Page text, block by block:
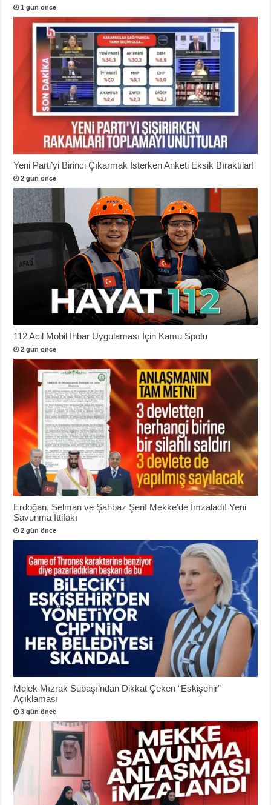
1 gün önce
Yeni Parti’yi Birinci Çıkarmak İsterken Anketi Eksik Bıraktılar!
2 gün önce
112 Acil Mobil İhbar Uygulaması İçin Kamu Spotu
2 gün önce
Erdoğan, Selman ve Şahbaz Şerif Mekke’de İmzaladı! Yeni
Savunma İttifakı
2 gün önce
Melek Mızrak Subaşı’ndan Dikkat Çeken “Eskişehir”
Açıklaması
3 gün önce